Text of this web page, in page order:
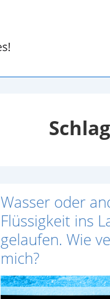
Wasser oder
Flüssigkeit ins
gelaufen. Wie
mich?